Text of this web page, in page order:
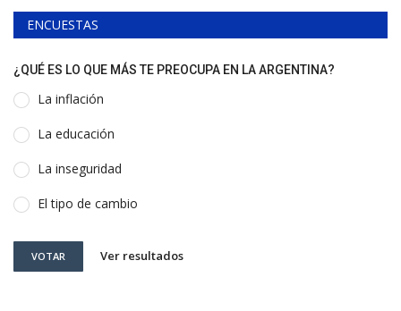
ENCUESTAS
¿QUÉ ES LO QUE MÁS TE PREOCUPA EN LA ARGENTINA?
La inflación
La educación
La inseguridad
El tipo de cambio
VOTAR Ver resultados